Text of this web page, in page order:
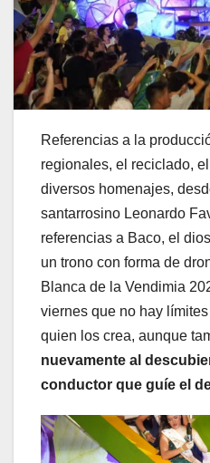
Referencias a la
regionales, el reciclado,
diversos homenajes,
santarrosino Leonardo
referencias a Baco, el
un trono con forma de
Blanca de la Vendimia
viernes que no hay
quien los crea, aunque
nuevamente al
conductor que guíe el